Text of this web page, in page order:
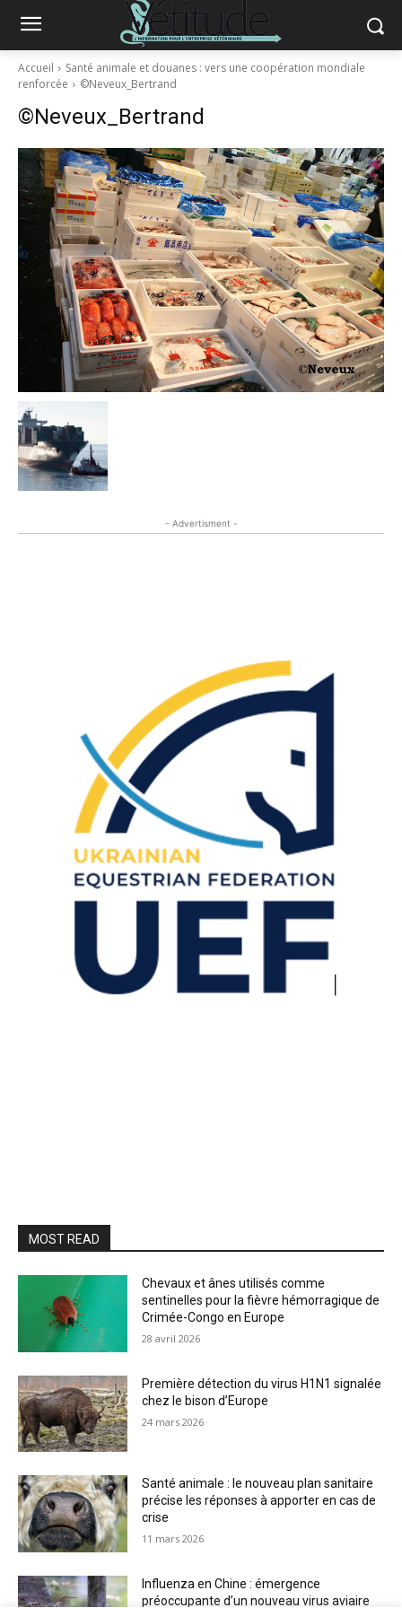
Accueil
Santé animale et douanes : vers une coopération mondiale
renforcée
©Neveux_Bertrand
©Neveux_Bertrand
- Advertisment -
MOST READ
Chevaux et ânes utilisés comme
sentinelles pour la fièvre hémorragique de
Crimée-Congo en Europe
28 avril 2026
Première détection du virus H1N1 signalée
chez le bison d’Europe
24 mars 2026
Santé animale : le nouveau plan sanitaire
précise les réponses à apporter en cas de
crise
11 mars 2026
Influenza en Chine : émergence
préoccupante d’un nouveau virus aviaire